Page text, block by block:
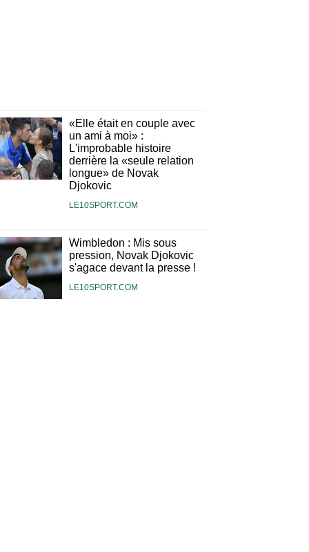
«Elle était en couple avec
un ami à moi» :
L'improbable histoire
derrière la «seule relation
longue» de Novak
Djokovic
LE10SPORT.COM
Wimbledon : Mis sous
pression, Novak Djokovic
s'agace devant la presse !
LE10SPORT.COM